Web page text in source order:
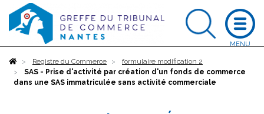
AccueilRegistre du Commerce
formulaire modification 2
SAS - Prise d'activité par création d'un fonds de commerce
dans une SAS immatriculée sans activité commerciale